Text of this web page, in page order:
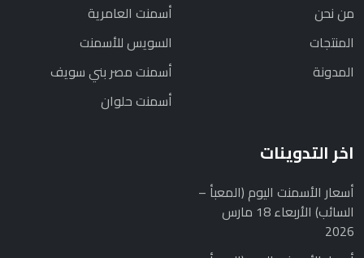
من نحن
المنتجات
المدونة
أسمنت العامرية
السويس للأسمنت
أسمنت مصر بني سويف
أسمنت حلوان
اخر التدوينات
أسعار الأسمنت اليوم (المعبأ –
السائب) الأربعاء 18 مارس
2026